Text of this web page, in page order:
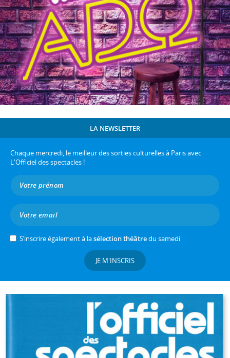
LA NEWSLETTER
Chaque mercredi, le meilleur des sorties culturelles à Paris avec
L'Officiel des spectacles !
S’inscrire également à lasélection théâtredu samedi
JE M'INSCRIS